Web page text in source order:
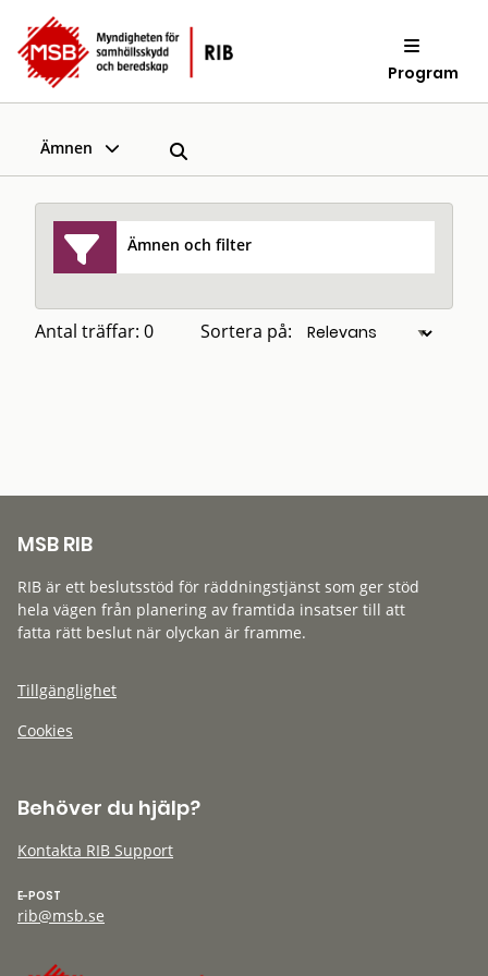
Program
Ämnen
Ämnen och filter
Antal träffar: 0 Sortera på:
MSB RIB
RIB är ett beslutsstöd för räddningstjänst som ger stöd
hela vägen från planering av framtida insatser till att
fatta rätt beslut när olyckan är framme.
Tillgänglighet
Cookies
Behöver du hjälp?
Kontakta RIB Support
E-POST
rib@msb.se